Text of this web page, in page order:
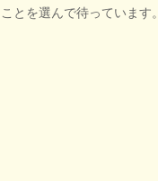
とを選んで待っています。